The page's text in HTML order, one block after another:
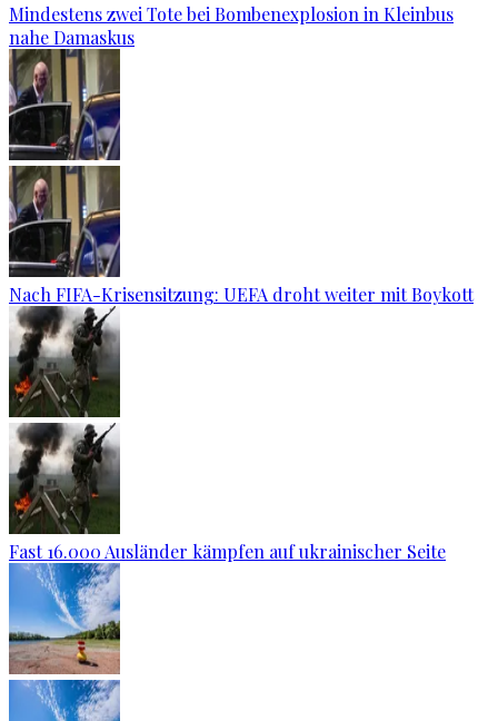
Mindestens zwei Tote bei Bombenexplosion in Kleinbus
nahe Damaskus
Nach FIFA-Krisensitzung: UEFA droht weiter mit Boykott
Fast 16.000 Ausländer kämpfen auf ukrainischer Seite